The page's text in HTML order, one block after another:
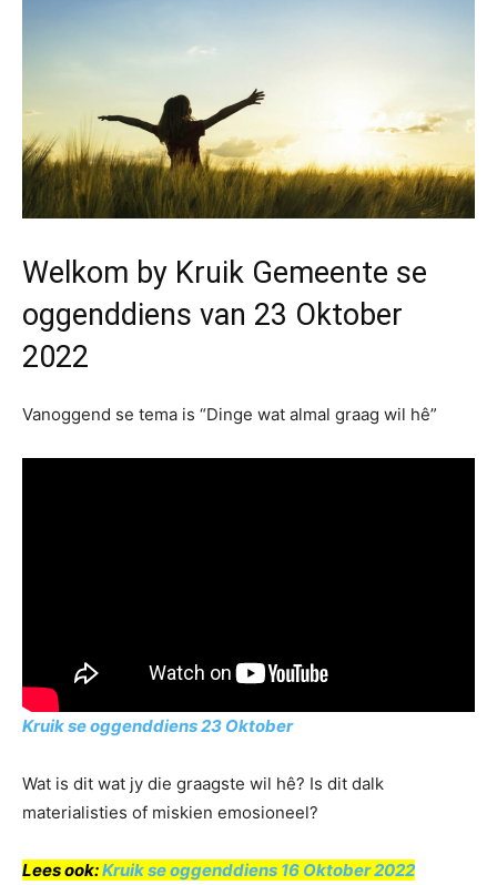
Welkom by Kruik Gemeente se
oggenddiens van 23 Oktober
2022
Vanoggend se tema is “Dinge wat almal graag wil hê”
Kruik se oggenddiens 23 Oktober
Wat is dit wat jy die graagste wil hê? Is dit dalk
materialisties of miskien emosioneel?
Lees ook:Kruik se oggenddiens 16 Oktober 2022